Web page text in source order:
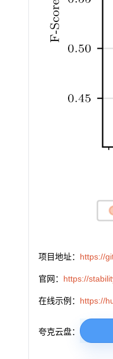
项目地址： https://
官网： https://
在线示例： https://
夸克云盘：